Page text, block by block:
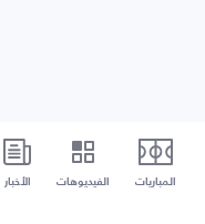
المباريات الفيديوهات الأخبار